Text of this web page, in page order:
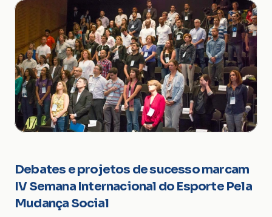
Debates e projetos de sucesso marcam
IV Semana Internacional do Esporte Pela
Mudança Social